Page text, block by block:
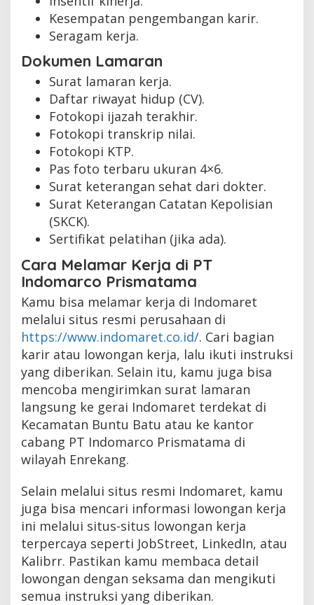
Kesempatan pengembangan karir.
Seragam kerja.
Dokumen Lamaran
Surat lamaran kerja.
Daftar riwayat hidup (CV).
Fotokopi ijazah terakhir.
Fotokopi transkrip nilai.
Fotokopi KTP.
Pas foto terbaru ukuran 4×6.
Surat keterangan sehat dari dokter.
Surat Keterangan Catatan Kepolisian
(SKCK).
Sertifikat pelatihan (jika ada).
Cara Melamar Kerja di PT
Indomarco Prismatama
Kamu bisa melamar kerja di Indomaret
melalui situs resmi perusahaan di
https://www.indomaret.co.id/. Cari bagian
karir atau lowongan kerja, lalu ikuti instruksi
yang diberikan. Selain itu, kamu juga bisa
mencoba mengirimkan surat lamaran
langsung ke gerai Indomaret terdekat di
Kecamatan Buntu Batu atau ke kantor
cabang PT Indomarco Prismatama di
wilayah Enrekang.
Selain melalui situs resmi Indomaret, kamu
juga bisa mencari informasi lowongan kerja
ini melalui situs-situs lowongan kerja
terpercaya seperti JobStreet, LinkedIn, atau
Kalibrr. Pastikan kamu membaca detail
lowongan dengan seksama dan mengikuti
semua instruksi yang diberikan.